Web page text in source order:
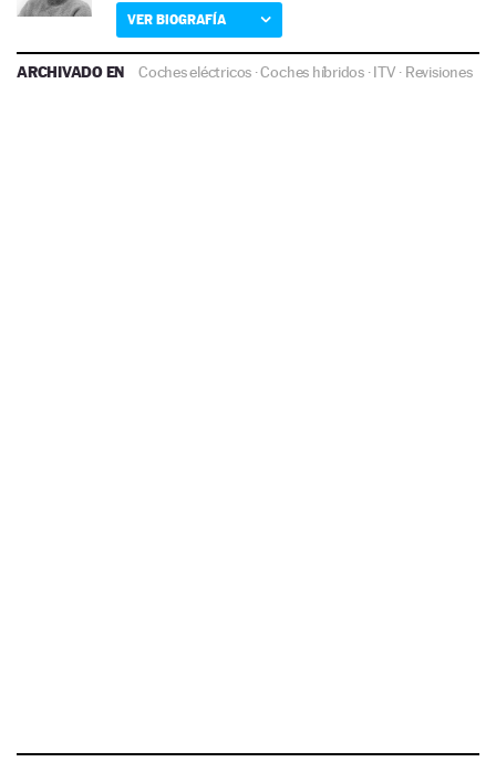
VER BIOGRAFÍA
ARCHIVADO EN Coches eléctricos ·Coches híbridos·ITV · Revisiones